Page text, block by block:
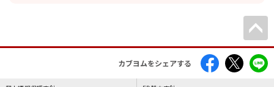
カブヨムをシェアする